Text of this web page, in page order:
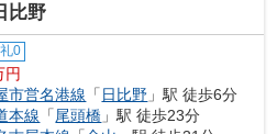
比野
礼0
円
市営名港線 「 日比野 」駅 徒歩6分
本線 「尾頭橋 」駅 徒歩23分